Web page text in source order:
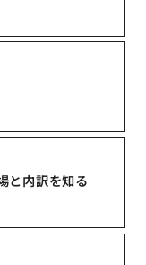
と内訳を知る